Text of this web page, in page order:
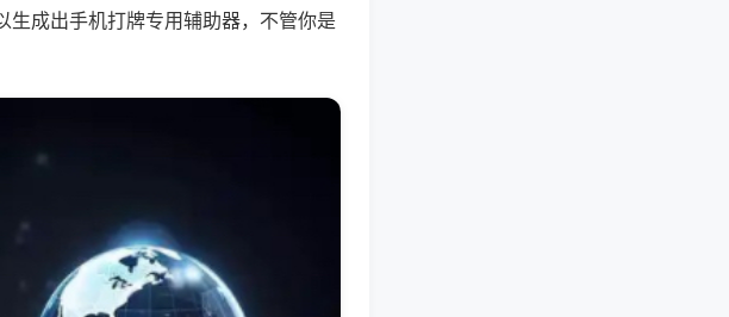
生成出手机打牌专用辅助器，不管你是